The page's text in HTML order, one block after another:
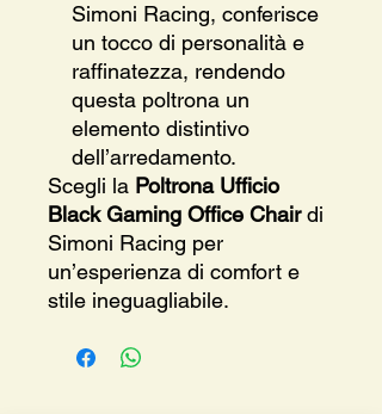
Simoni Racing, conferisce
un tocco di personalità e
raffinatezza, rendendo
questa poltrona un
elemento distintivo
dell’arredamento.
Scegli la Poltrona Ufficio
Black Gaming Office Chairdi
Simoni Racing per
un’esperienza di comfort e
stile ineguagliabile.